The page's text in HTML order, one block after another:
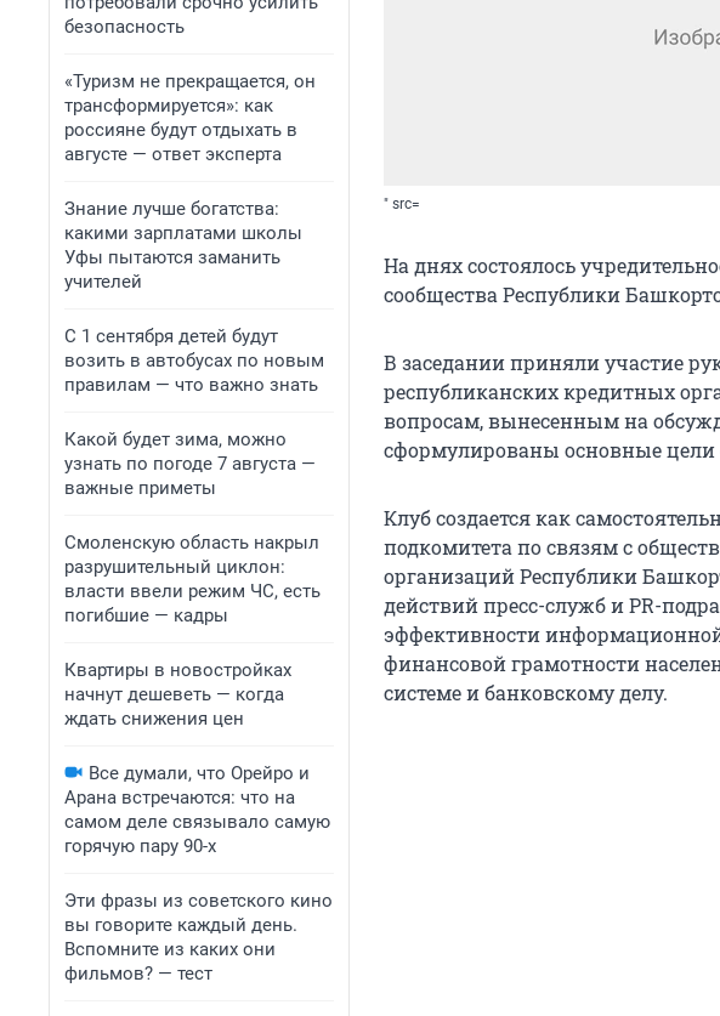
безопасность
«Туризм не прекращается, он
трансформируется»: как
россияне будут отдыхать в
августе — ответ эксперта
Знание лучше богатства:
какими зарплатами школы
Уфы пытаются заманить
учителей
С 1 сентября детей будут
возить в автобусах по новым
правилам — что важно знать
Какой будет зима, можно
узнать по погоде 7 августа —
важные приметы
Смоленскую область накрыл
разрушительный циклон:
власти ввели режим ЧС, есть
погибшие — кадры
Квартиры в новостройках
начнут дешеветь — когда
ждать снижения цен
Все думали, что Орейро и
Арана встречаются: что на
самом деле связывало самую
горячую пару 90-х
Эти фразы из советского кино
вы говорите каждый день.
Вспомните из каких они
фильмов? — тест
" src=
На днях состоялось
сообщества Республики
В заседании приняли участие
республиканских кредитных
вопросам, вынесенным на
сформулированы основные
Клуб создается как
подкомитета по связям с
организаций Республики
действий пресс-служб и PR-
эффективности
финансовой грамотности
системе и банковскому делу.